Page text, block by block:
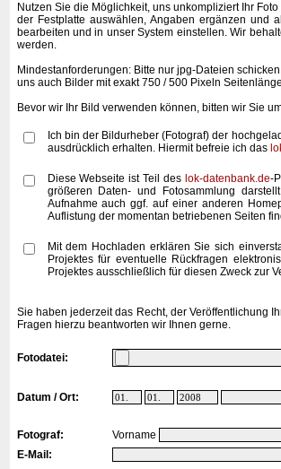
Nutzen Sie die Möglichkeit, uns unkompliziert Ihr
der Festplatte auswählen, Angaben ergänzen und
bearbeiten und in unser System einstellen. Wir
werden.
Mindestanforderungen: Bitte nur jpg-Dateien
uns auch Bilder mit exakt 750 / 500 Pixeln
Bevor wir Ihr Bild verwenden können, bitten wir Sie
Ich bin der Bildurheber (Fotograf) der
ausdrücklich erhalten. Hiermit befreie ich das
Diese Webseite ist Teil des lok-datenbank.de-
größeren Daten- und Fotosammlung
Aufnahme auch ggf. auf einer anderen
Auflistung der momentan betriebenen Seiten
Mit dem Hochladen erklären Sie sich
Projektes für eventuelle Rückfragen
Projektes ausschließlich für diesen Zweck zur
Sie haben jederzeit das Recht, der Veröffentlichung
Fragen hierzu beantworten wir Ihnen gerne.
Fotodatei:
Datum / Ort:
Fotograf: Vorname
E-Mail: